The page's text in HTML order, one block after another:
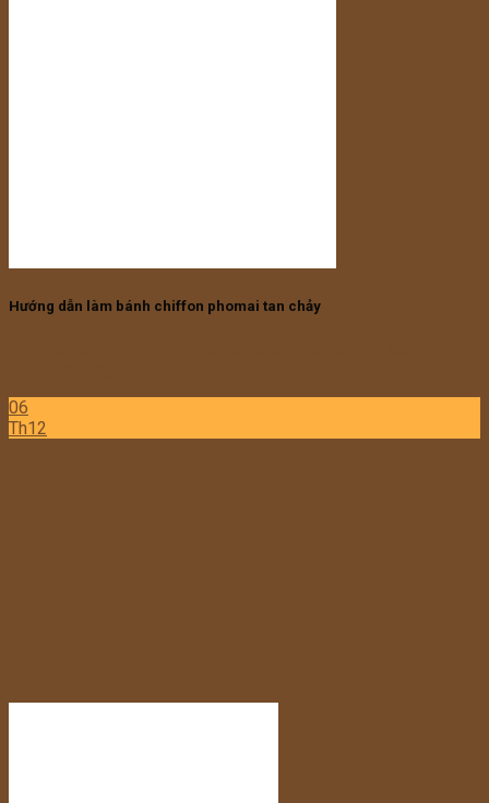
Hướng dẫn làm bánh chiffon phomai tan chảy
06
Th12